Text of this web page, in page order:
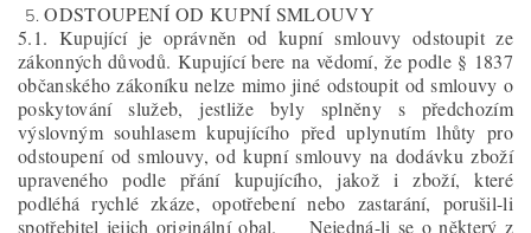
ODSTOUPENÍ OD KUPNÍ SMLOUVY
5.1. Kupující je oprávněn od kupní smlouvy odstoupit ze
zákonných důvodů. Kupující bere na vědomí, že podle § 1837
občanského zákoníku nelze mimo jiné odstoupit od smlouvy o
poskytování služeb, jestliže byly splněny s předchozím
výslovným souhlasem kupujícího před uplynutím lhůty pro
odstoupení od smlouvy, od kupní smlouvy na dodávku zboží
upraveného podle přání kupujícího, jakož i zboží, které
podléhá rychlé zkáze, opotřebení nebo zastarání, porušil-li
spotřebitel jejich originální obal. Nejedná-li se o některý z